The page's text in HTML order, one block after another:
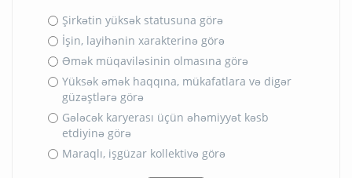
Şirkətin yüksək statusuna görə
İşin, layihənin xarakterinə görə
Əmək müqaviləsinin olmasına görə
Yüksək əmək haqqına, mükafatlara və digər
güzəştlərə görə
Gələcək karyerası üçün əhəmiyyət kəsb
etdiyinə görə
Maraqlı, işgüzar kollektivə görə